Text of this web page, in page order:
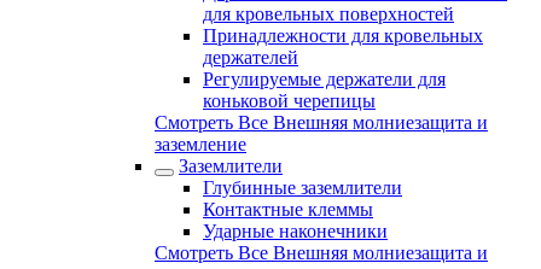
для кровельных поверхностей
Принадлежности для кровельных
держателей
Регулируемые держатели для
коньковой черепицы
Смотреть Все Внешняя молниезащита и
заземление
Заземлители
Глубинные заземлители
Контактные клеммы
Ударные наконечники
Смотреть Все Внешняя молниезащита и